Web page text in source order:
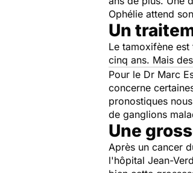
Ophélie attend
Un
Le tamoxifène
cinq ans. Mais
Pour le Dr Marc
concerne
pronostiques
de ganglions
Une
Après un cancer
l'hôpital Jean-